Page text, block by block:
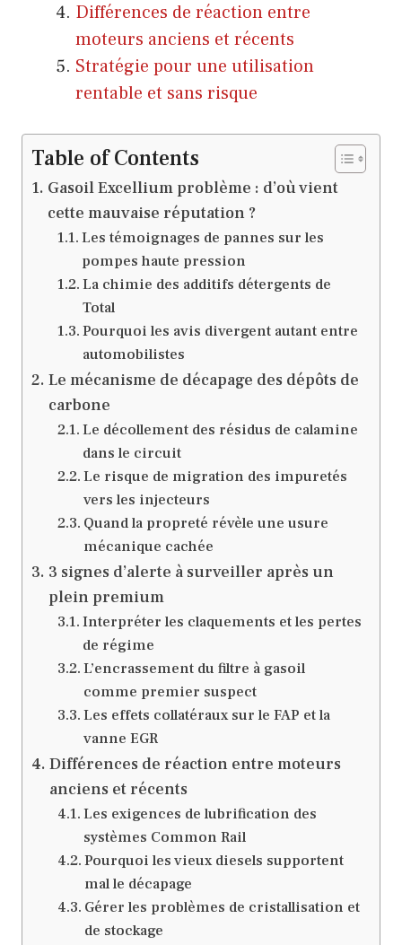
Différences de réaction entre
moteurs anciens et récents
Stratégie pour une utilisation
rentable et sans risque
Table of Contents
Gasoil Excellium problème : d’où vient
cette mauvaise réputation ?
Les témoignages de pannes sur les
pompes haute pression
La chimie des additifs détergents de
Total
Pourquoi les avis divergent autant entre
automobilistes
Le mécanisme de décapage des dépôts de
carbone
Le décollement des résidus de calamine
dans le circuit
Le risque de migration des impuretés
vers les injecteurs
Quand la propreté révèle une usure
mécanique cachée
3 signes d’alerte à surveiller après un
plein premium
Interpréter les claquements et les pertes
de régime
L’encrassement du filtre à gasoil
comme premier suspect
Les effets collatéraux sur le FAP et la
vanne EGR
Différences de réaction entre moteurs
anciens et récents
Les exigences de lubrification des
systèmes Common Rail
Pourquoi les vieux diesels supportent
mal le décapage
Gérer les problèmes de cristallisation et
de stockage